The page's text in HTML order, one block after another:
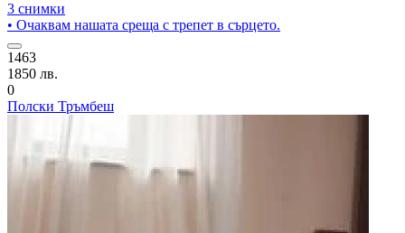
3 снимки
• Очаквам нашата среща с трепет в сърцето.
1463
1850 лв.
0
Полски Тръмбеш